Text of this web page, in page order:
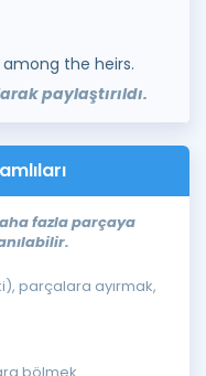
the heirs.
paylaştırıldı.
fazla parçaya
parçalara ayırmak,